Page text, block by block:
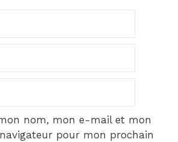
nom, mon e-mail et mon
pour mon prochain